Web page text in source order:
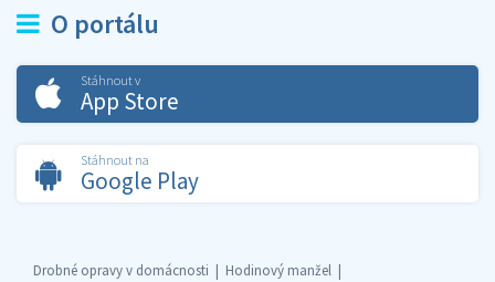
O portálu
Stáhnout v
App Store
Stáhnout na
Google Play
Drobné opravy v domácnosti
Hodinový manžel